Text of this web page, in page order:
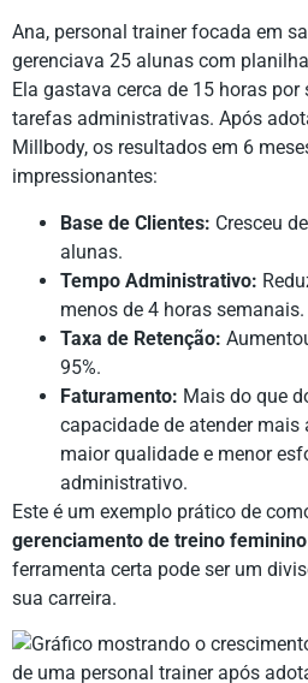
Ana, personal trainer focada em
gerenciava 25 alunas com
Ela gastava cerca de 15 horas por
tarefas administrativas. Após
Millbody, os resultados em 6
impressionantes:
Base de Clientes: Cresceu
alunas.
Tempo Administrativo:
menos de 4 horas semanais.
Taxa de Retenção:
95%.
Faturamento: Mais do que
capacidade de atender mais
maior qualidade e menor
administrativo.
Este é um exemplo prático de
gerenciamento de treino feminino
ferramenta certa pode ser um
sua carreira.